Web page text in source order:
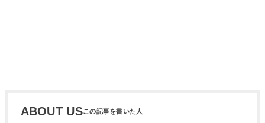
ABOUT US